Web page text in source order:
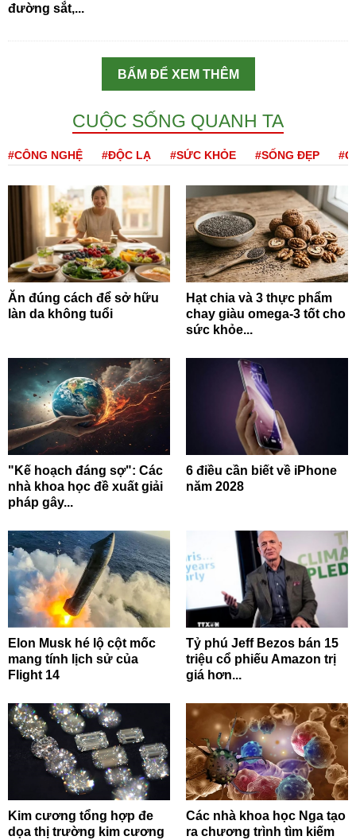
đường sắt,...
BẤM ĐỂ XEM THÊM
CUỘC SỐNG QUANH TA
#CÔNG NGHỆ #ĐỘC LẠ #SỨC KHỎE #SỐNG ĐẸP
Ăn đúng cách để sở hữu
làn da không tuổi
Hạt chia và 3 thực phẩm
chay giàu omega-3 tốt cho
sức khỏe...
"Kế hoạch đáng sợ": Các
nhà khoa học đề xuất giải
pháp gây...
6 điều cần biết về iPhone
năm 2028
Elon Musk hé lộ cột mốc
mang tính lịch sử của
Flight 14
Tỷ phú Jeff Bezos bán 15
triệu cổ phiếu Amazon trị
giá hơn...
Kim cương tổng hợp đe
dọa thị trường kim cương
Các nhà khoa học Nga tạo
ra chương trình tìm kiếm